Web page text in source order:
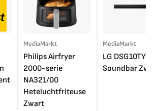
MediaMarkt
Philips Airfryer
2000-serie
NA321/00
Heteluchtfriteuse
Zwart
MediaMarkt
LG DSG10TY
Soundbar